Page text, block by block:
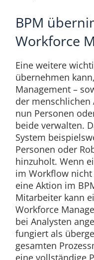
BPM
Workforce
Eine weitere
übernehmen
Management –
der menschlichen
nun Personen
beide verwalten.
System
Personen oder
hinzuholt. Wenn
im Workflow
eine Aktion im
Mitarbeiter kann
Workforce
bei Analysten
fungiert als
gesamten
eine vollständige